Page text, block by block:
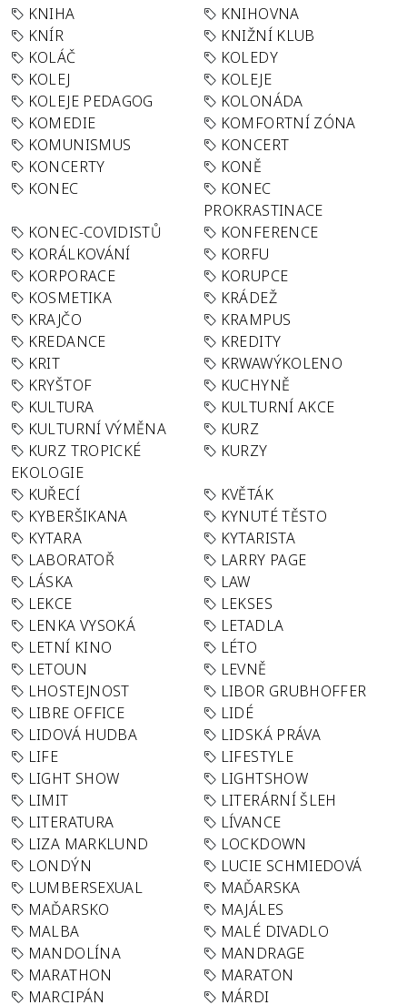
KNIHA
KNIHOVNA
KNÍR
KNIŽNÍ KLUB
KOLÁČ
KOLEDY
KOLEJ
KOLEJE
KOLEJE PEDAGOG
KOLONÁDA
KOMEDIE
KOMFORTNÍ ZÓNA
KOMUNISMUS
KONCERT
KONCERTY
KONĚ
KONEC
KONEC
PROKRASTINACE
KONEC-COVIDISTŮ
KONFERENCE
KORÁLKOVÁNÍ
KORFU
KORPORACE
KORUPCE
KOSMETIKA
KRÁDEŽ
KRAJČO
KRAMPUS
KREDANCE
KREDITY
KRIT
KRWAWÝKOLENO
KRYŠTOF
KUCHYNĚ
KULTURA
KULTURNÍ AKCE
KULTURNÍ VÝMĚNA
KURZ
KURZ TROPICKÉ
EKOLOGIE
KURZY
KUŘECÍ
KVĚTÁK
KYBERŠIKANA
KYNUTÉ TĚSTO
KYTARA
KYTARISTA
LABORATOŘ
LARRY PAGE
LÁSKA
LAW
LEKCE
LEKSES
LENKA VYSOKÁ
LETADLA
LETNÍ KINO
LÉTO
LETOUN
LEVNĚ
LHOSTEJNOST
LIBOR GRUBHOFFER
LIBRE OFFICE
LIDÉ
LIDOVÁ HUDBA
LIDSKÁ PRÁVA
LIFE
LIFESTYLE
LIGHT SHOW
LIGHTSHOW
LIMIT
LITERÁRNÍ ŠLEH
LITERATURA
LÍVANCE
LIZA MARKLUND
LOCKDOWN
LONDÝN
LUCIE SCHMIEDOVÁ
LUMBERSEXUAL
MAĎARSKA
MAĎARSKO
MAJÁLES
MALBA
MALÉ DIVADLO
MANDOLÍNA
MANDRAGE
MARATHON
MARATON
MARCIPÁN
MÁRDI